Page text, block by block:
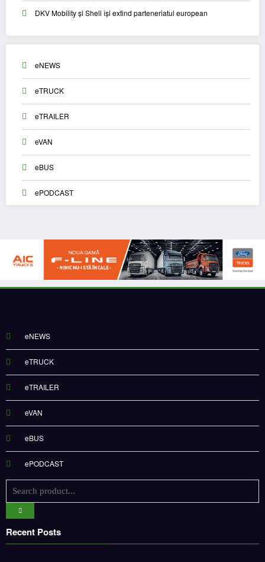
DKV Mobility și Shell își extind parteneriatul european
eNEWS
eTRUCK
eTRAILER
eVAN
eBUS
ePODCAST
eNEWS
eTRUCK
eTRAILER
eVAN
eBUS
ePODCAST
Recent Posts